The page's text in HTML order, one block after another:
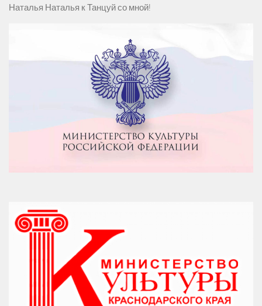
Наталья Наталья кТанцуй со мной!